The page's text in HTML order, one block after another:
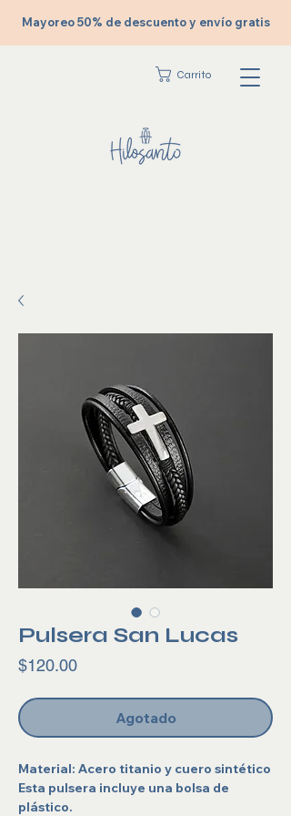
Mayoreo 50% de descuento y envío gratis
Carrito
Pulsera San Lucas
$120.00Precio
Agotado
Material: Acero titanio y cuero sintético
Esta pulsera incluye una bolsa de
plástico.